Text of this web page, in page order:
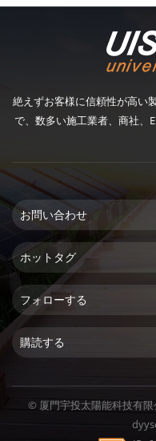
絶えずお客様に信頼性が高い
で、数多い施工業者、商社、
お問い合わせ
ホットタグ
フォローする
購読する
© 厦門宇投太陽能科技有